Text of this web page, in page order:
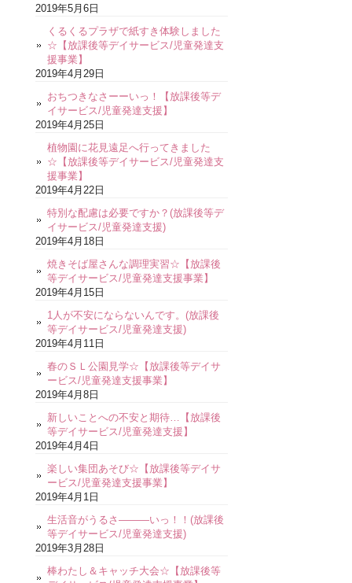
2019年5月6日
くるくるプラザで紙すき体験しました
☆【放課後等デイサービス/児童発達支
援事業】
2019年4月29日
おちつきなさーーいっ！【放課後等デ
イサービス/児童発達支援】
2019年4月25日
植物園に花見遠足へ行ってきました
☆【放課後等デイサービス/児童発達支
援事業】
2019年4月22日
特別な配慮は必要ですか？(放課後等デ
イサービス/児童発達支援)
2019年4月18日
焼きそば屋さんな調理実習☆【放課後
等デイサービス/児童発達支援事業】
2019年4月15日
1人が不安にならないんです。(放課後
等デイサービス/児童発達支援)
2019年4月11日
春のＳＬ公園見学☆【放課後等デイサ
ービス/児童発達支援事業】
2019年4月8日
新しいことへの不安と期待…【放課後
等デイサービス/児童発達支援】
2019年4月4日
楽しい集団あそび☆【放課後等デイサ
ービス/児童発達支援事業】
2019年4月1日
生活音がうるさ―――いっ！！(放課後
等デイサービス/児童発達支援)
2019年3月28日
棒わたし＆キャッチ大会☆【放課後等